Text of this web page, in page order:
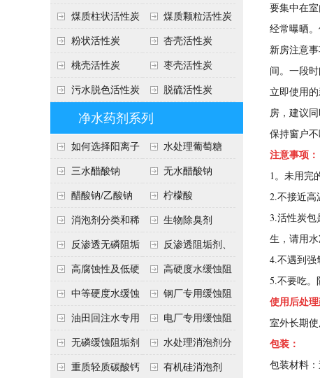
性炭 煤质柱状活性炭
煤质颗粒活性炭
粉状活性炭
杏壳活性炭
桃壳活性炭
枣壳活性炭
污水脱色活性炭
脱硫活性炭
净水药剂系列
如何选择阳离子
聚丙烯酰胺的型号？
水处理葡萄糖
三水醋酸钠
无水醋酸钠
醋酸钠/乙酸钠
柠檬酸
消泡剂分类和稀
释方法
生物除臭剂
反渗透无磷阻垢
剂
反渗透阻垢剂、
分散剂
高腐蚀性及低硬
度水(软水)缓蚀阻垢
剂
高硬度水缓蚀阻
垢剂
中等硬度水缓蚀
阻垢剂
钢厂专用缓蚀阻
垢剂
油田回注水专用
阻垢剂
电厂专用缓蚀阻
垢剂
无磷缓蚀阻垢剂
水处理消泡剂分
类
重质轻质碳酸钙
有机硅消泡剂
要集中在室
经常曝晒
新房注意
间。一段
立即使用
房，建议
保持窗户不
注意事项：
1。未用完
2.不接近高
3.活性炭
生，请用
4.不遇到强
5.不要吃。
使用后处理
室外长期
包装：
包装材料